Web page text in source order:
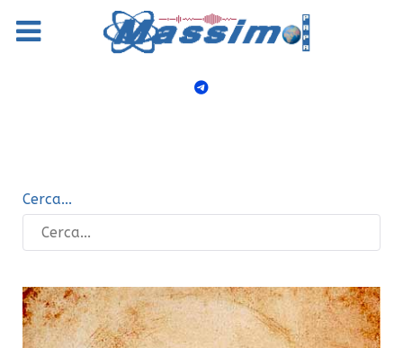
Cerca...